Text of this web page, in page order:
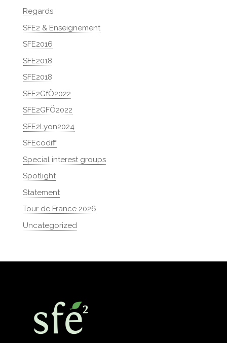
Regards
SFE2 & Enseignement
SFE2016
SFE2018
SFE2018
SFE2GfÖ2022
SFE2GFÖ2022
SFE2Lyon2024
SFEcodiff
Special interest groups
Spotlight
Statement
Tour de France 2026
Uncategorized